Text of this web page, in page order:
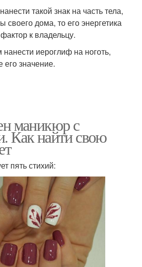
такой знак на часть тела,
своего дома, то его энергетика
к владельцу.
иероглиф на ноготь,
его значение.
маникюр с
Как найти свою
пять стихий: